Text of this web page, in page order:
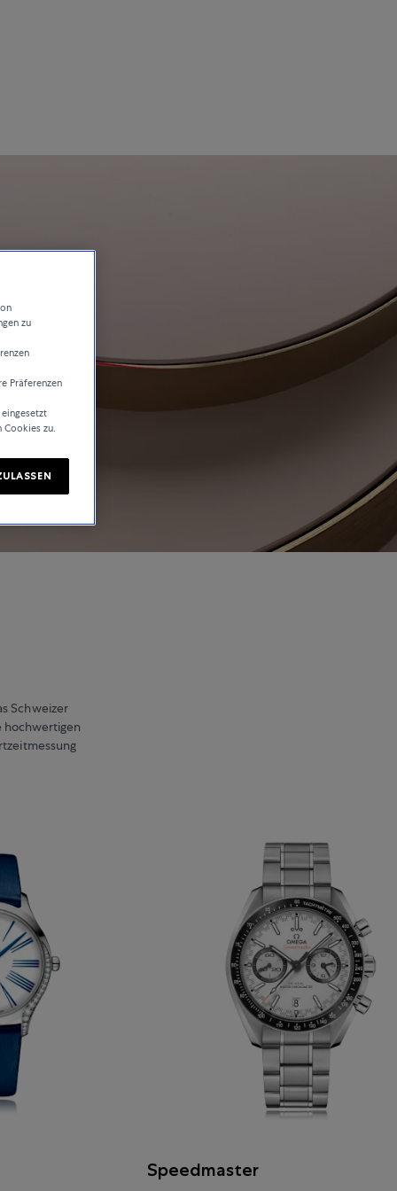
Schweizer
hochwertigen
Speedmaster
zu
Präferenzen
Cookies zu.